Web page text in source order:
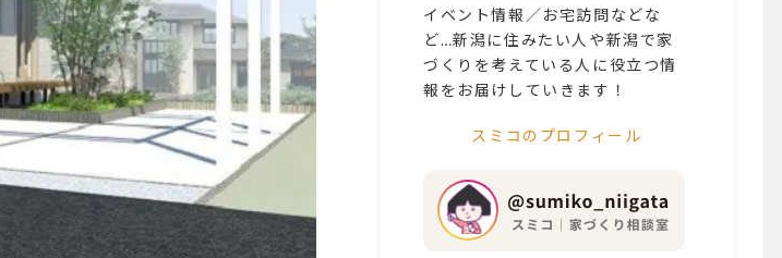
イベント情報／お宅訪問などな
ど…新潟に住みたい人や新潟で家
づくりを考えている人に役立つ情
報をお届けしていきます！
スミコのプロフィール